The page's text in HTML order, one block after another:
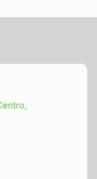
áreas de
em um local
e venha